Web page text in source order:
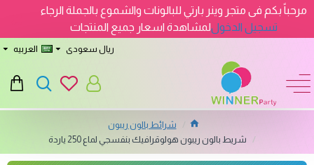
مرحباً بكم فى متجر وينر بارتي للبالونات والشموع بالجملة الرجاء
تسجيل الدخوللمشاهدة اسعار جميع المنتجات
ريال سعودى العربيه
شرائط بالون ريبون
شريط بالون ريبون هولوقرافيك بنفسجي لماع 250 ياردة